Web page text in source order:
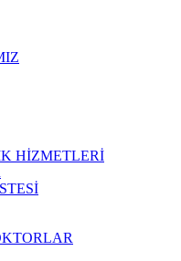
HİZMETLERİ